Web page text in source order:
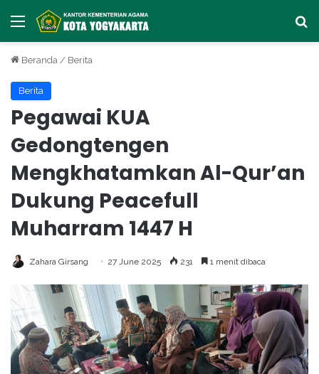
Menu
Beranda / Berita
Berita
Pegawai KUA
Gedongtengen
Mengkhatamkan Al-Qur’an
Dukung Peacefull
Muharram 1447 H
Zahara Girsang 27 June 2025 231 1 menit dibaca